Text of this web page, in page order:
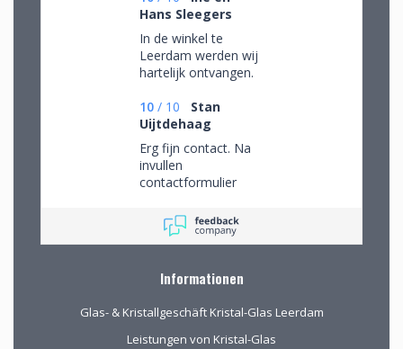
Hans Sleegers
In de winkel te
Leerdam werden wij
hartelijk ontvangen.
rondkijken om alle
aanwezige pracht te
bewonderen en
mede op advies tot
de juiste keuzes te
komen. Omdat we
werd de aangeboden
kop koffie zeer
10 / 10
Stan
Uijtdehaag
Erg fijn contact. Na
invullen
contactformulier
persoonlijke wensen
besproken. Afspraak
bekijken en de
(uitgebreid graveren)
vorm te geven.
Informationen
Glas- & Kristallgeschäft Kristal-Glas Leerdam
Leistungen von Kristal-Glas